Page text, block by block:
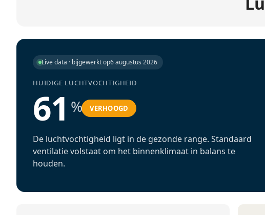
Live data · bijgewerkt op6 augustus 2026
HUIDIGE LUCHTVOCHTIGHEID
61 % VERHOOGD
De luchtvochtigheid ligt in de gezonde range. Standaard
ventilatie volstaat om het binnenklimaat in balans te
houden.